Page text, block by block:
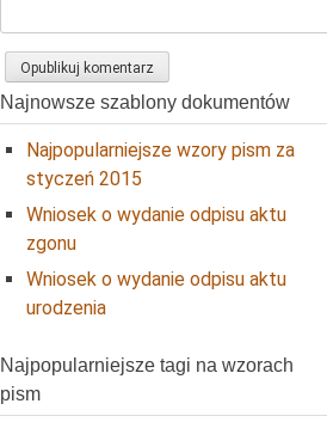
Najnowsze szablony dokumentów
Najpopularniejsze wzory pism za
styczeń 2015
Wniosek o wydanie odpisu aktu
zgonu
Wniosek o wydanie odpisu aktu
urodzenia
Najpopularniejsze tagi na wzorach
pism